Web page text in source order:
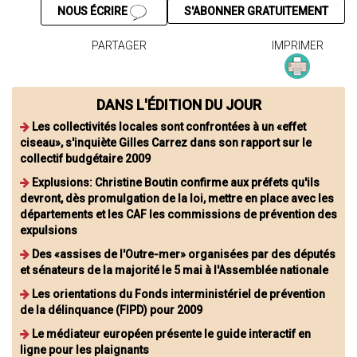
S'ABONNER GRATUITEMENT
NOUS ÉCRIRE
PARTAGER IMPRIMER
DANS L'ÉDITION DU JOUR
Les collectivités locales sont confrontées à un «effet
ciseau», s'inquiète Gilles Carrez dans son rapport sur le
collectif budgétaire 2009
Explusions: Christine Boutin confirme aux préfets qu'ils
devront, dès promulgation de la loi, mettre en place avec les
départements et les CAF les commissions de prévention des
expulsions
Des «assises de l'Outre-mer» organisées par des députés
et sénateurs de la majorité le 5 mai à l'Assemblée nationale
Les orientations du Fonds interministériel de prévention
de la délinquance (FIPD) pour 2009
Le médiateur européen présente le guide interactif en
ligne pour les plaignants